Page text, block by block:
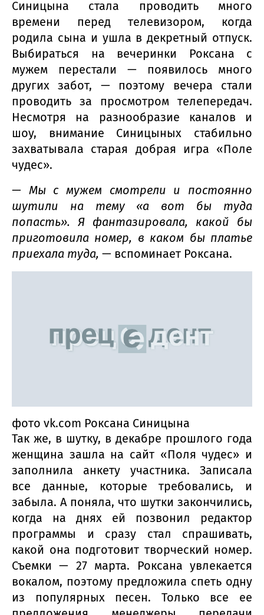
Синицына стала проводить много
времени перед телевизором, когда
родила сына и ушла в декретный отпуск.
Выбираться на вечеринки Роксана с
мужем перестали — появилось много
других забот, — поэтому вечера стали
проводить за просмотром телепередач.
Несмотря на разнообразие каналов и
шоу, внимание Синицыных стабильно
захватывала старая добрая игра «Поле
чудес».
— Мы с мужем смотрели и постоянно
шутили на тему «а вот бы туда
попасть». Я фантазировала, какой бы
приготовила номер, в каком бы платье
приехала туда, — вспоминает Роксана.
фото vk.com Роксана Синицына
Так же, в шутку, в декабре прошлого года
женщина зашла на сайт «Поля чудес» и
заполнила анкету участника. Записала
все данные, которые требовались, и
забыла. А поняла, что шутки закончились,
когда на днях ей позвонил редактор
программы и сразу стал спрашивать,
какой она подготовит творческий номер.
Съемки — 27 марта. Роксана увлекается
вокалом, поэтому предложила спеть одну
из популярных песен. Только все ее